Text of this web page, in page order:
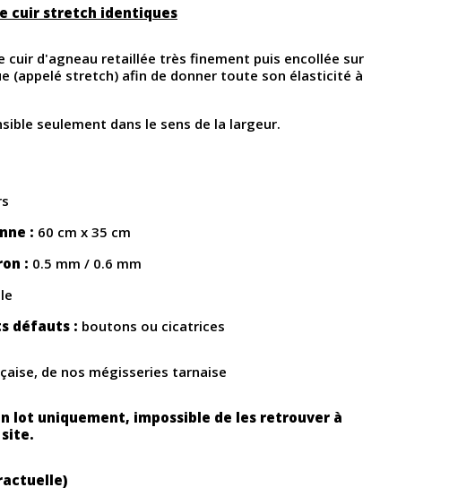
cuir stretch identiques
cuir d'agneau retaillée très finement puis encollée sur
(appelé stretch) afin de donner toute son élasticité à
seulement dans le sens de la largeur.
: 60 cm x 35 cm
: 0.5 mm / 0.6 mm
défauts : boutons ou cicatrices
de nos mégisseries tarnaise
lot uniquement, impossible de les retrouver à